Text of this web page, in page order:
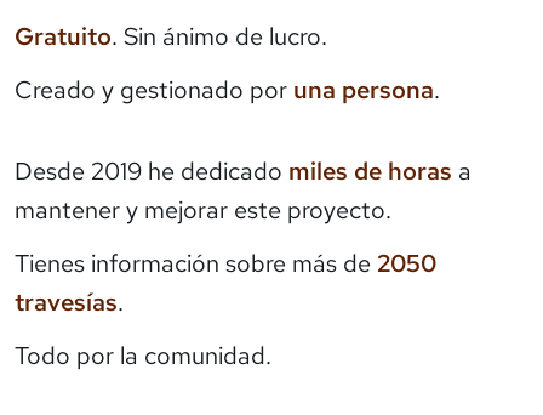
Gratuito. Sin ánimo de lucro.
Creado y gestionado por una persona.
Desde 2019 he dedicado miles de horas a
mantener y mejorar este proyecto.
Tienes información sobre más de 2050
travesías.
Todo por la comunidad.